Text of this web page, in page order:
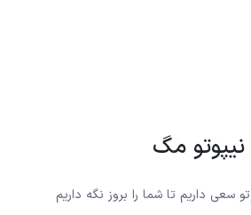
نیپوتو مگ
سعی داریم تا شما را بروز نگه داریم